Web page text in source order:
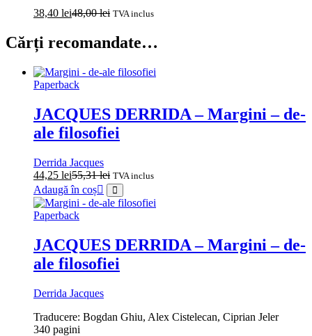
38,40 lei48,00lei TVA inclus
Cărți recomandate…
Paperback
JACQUES DERRIDA – Margini – de-
ale filosofiei
Derrida Jacques
44,25 lei55,31lei TVA inclus
Adaugă în coș
Paperback
JACQUES DERRIDA – Margini – de-
ale filosofiei
Derrida Jacques
Traducere: Bogdan Ghiu, Alex Cistelecan, Ciprian Jeler
340 pagini